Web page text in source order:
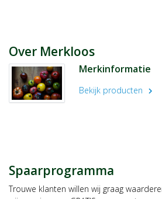
Over Merkloos
Merkinformatie
Bekijk producten chevron_right
Spaarprogramma
Trouwe klanten willen wij graag